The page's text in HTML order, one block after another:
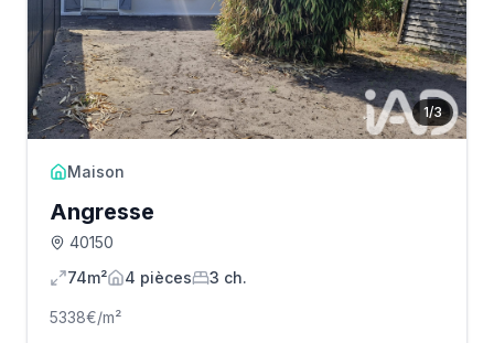
1/3
Maison
Angresse
40150
74m²
4 pièces 3 ch.
5338€/m²